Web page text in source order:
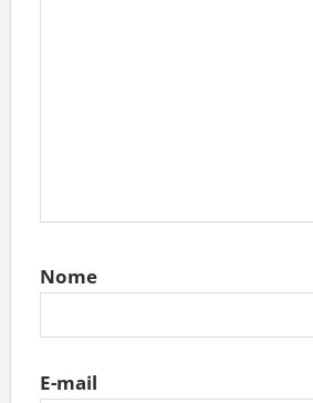
Nome
E-mail